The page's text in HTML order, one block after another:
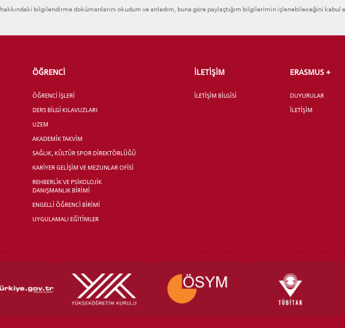
hakkındaki bilgilendirme dokümanlarını okudum ve anladım, buna göre paylaştığım bilgilerimin işlenebileceğini kabul
ÖĞRENCİ
ÖĞRENCİ İŞLERİ
DERS BİLGİ KILAVUZLARI
UZEM
AKADEMİK TAKVİM
SAĞLIK, KÜLTÜR SPOR DİREKTÖRLÜĞÜ
KARİYER GELİŞİM VE MEZUNLAR OFİSİ
REHBERLİK VE PSİKOLOJİK
DANIŞMANLIK BİRİMİ
ENGELLİ ÖĞRENCİ BİRİMİ
UYGULAMALI EĞİTİMLER
İLETİŞİM
İLETİŞİM BİLGİSİ
ERASMUS +
DUYURULAR
İLETİŞİM